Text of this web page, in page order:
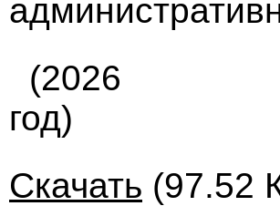
(2026
год)
Скачать (97.52